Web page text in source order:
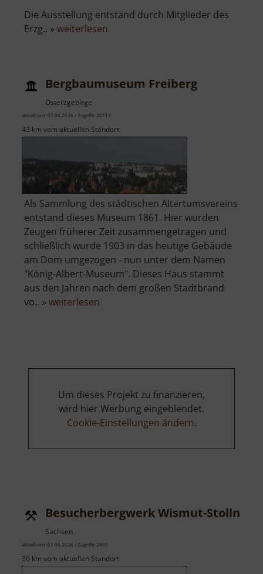
Die Ausstellung entstand durch Mitglieder des
Erzg.. » weiterlesen
Bergbaumuseum Freiberg
Osterzgebirge
aktuell vom 07.06.2026 / Zugriffe: 20713
43 km vom aktuellen Standort
Als Sammlung des städtischen Altertumsvereins
entstand dieses Museum 1861. Hier wurden
Zeugen früherer Zeit zusammengetragen und
schließlich wurde 1903 in das heutige Gebäude
am Dom umgezogen - nun unter dem Namen
"König-Albert-Museum". Dieses Haus stammt
aus den Jahren nach dem großen Stadtbrand
vo.. » weiterlesen
Um dieses Projekt zu finanzieren,
wird hier Werbung eingeblendet.
Cookie-Einstellungen ändern.
Besucherbergwerk Wismut-Stolln
Sachsen
aktuell vom 07.06.2026 / Zugriffe: 2989
36 km vom aktuellen Standort